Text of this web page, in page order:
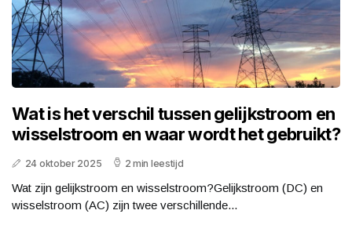
Wat is het verschil tussen gelijkstroom en
wisselstroom en waar wordt het gebruikt?
24 oktober 2025 2 min leestijd
Wat zijn gelijkstroom en wisselstroom?Gelijkstroom (DC) en
wisselstroom (AC) zijn twee verschillende...